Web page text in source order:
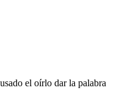
el oírlo dar la palabra